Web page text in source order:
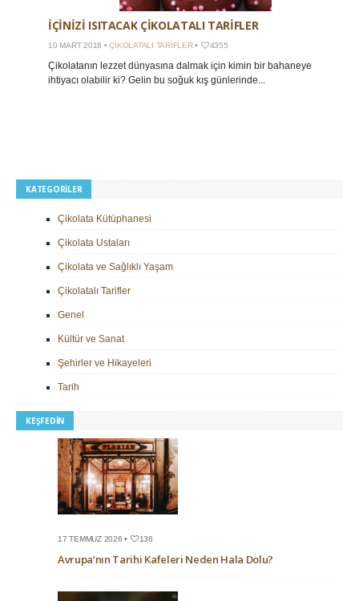
İÇINIZI ISITACAK ÇIKOLATALI TARIFLER
10 MART 2018 •ÇIKOLATALI TARIFLER• 4355
Çikolatanın lezzet dünyasına dalmak için kimin bir bahaneye
ihtiyacı olabilir ki? Gelin bu soğuk kış günlerinde...
KATEGORILER
Çikolata Kütüphanesi
Çikolata Ustaları
Çikolata ve Sağlıklı Yaşam
Çikolatalı Tarifler
Genel
Kültür ve Sanat
Şehirler ve Hikayeleri
Tarih
KEŞFEDIN
17 TEMMUZ 2026 • 136
Avrupa’nın Tarihi Kafeleri Neden Hala Dolu?